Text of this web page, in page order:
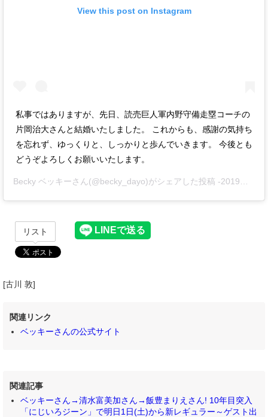
View this post on Instagram
私事ではありますが、先日、読売巨人軍内野守備走塁コーチの
片岡治大さんと結婚いたしました。 これからも、感謝の気持ち
を忘れず、ゆっくりと、しっかりと歩んでいきます。 今後とも
どうぞよろしくお願いいたします。
Becky ベッキーさん(@becky_dayo)がシェアした投稿 -2019年 2月月12日午後10時19分PST
リスト
[古川 敦]
関連リンク
ベッキーさんの公式サイト
関連記事
ベッキーさん→清水富美加さん→飯豊まりえさん! 10年目突入
「にじいろジーン」で明日1日(土)から新レギュラー～ゲスト出